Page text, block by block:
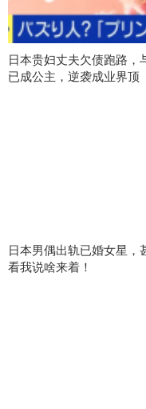
日本贵妇丈夫欠债跑路
已成公主，逆袭成业界顶
日本男偶出轨已婚女星
看我说啥来着！